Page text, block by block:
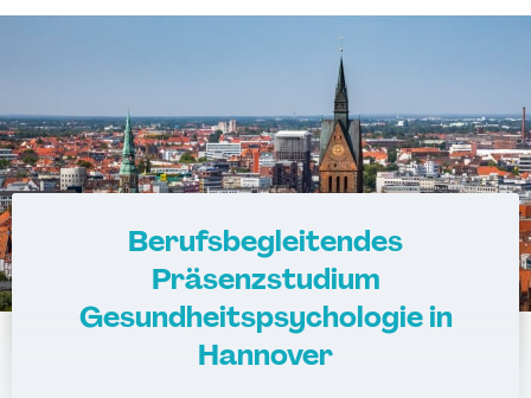
Berufsbegleitendes
Präsenzstudium
Gesundheitspsychologie in
Hannover